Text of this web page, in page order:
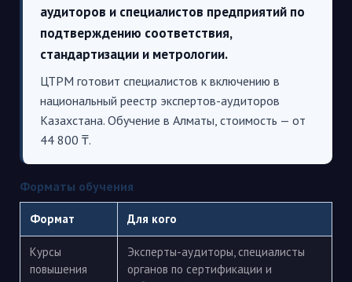
аудиторов и специалистов предприятий по
подтверждению соответствия,
стандартизации и метрологии.
ЦТРМ готовит специалистов к включению в
национальный реестр экспертов-аудиторов
Казахстана. Обучение в Алматы, стоимость — от
44 800 ₸.
Форматы обучения
Формат Для кого
Курсы
повышения
Эксперты-аудиторы, специалисты
органов по сертификации и